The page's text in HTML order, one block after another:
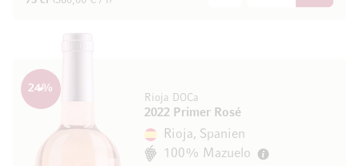
Rioja DOCa
2022 Primer Rosé
24%
Rioja, Spanien
100% Mazuelo